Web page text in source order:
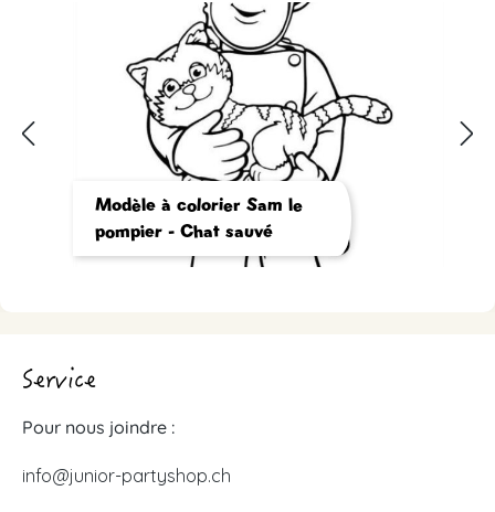
Modèle à colorier Sam le
pompier - Chat sauvé
Service
Pour nous joindre :
info@junior-partyshop.ch